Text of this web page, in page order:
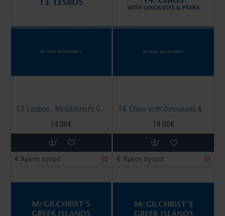
13. Lesbos - McGilchrist’s Greek Islands
14.00€
Άμεση αγορά
14. Chios with Oinousses & Psara - McGilchrist’s Greek Islands
14.00€
Άμεση αγορά